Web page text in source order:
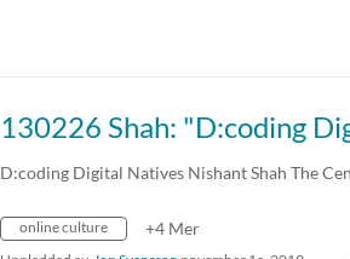
130226 Shah: "D:coding
D:coding Digital Natives Nishant Shah The
online culture +4 Mer